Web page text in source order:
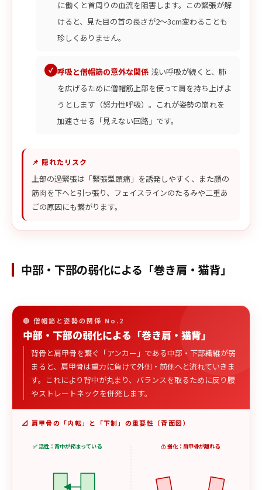
に働くと首周りの血流を阻害します。この緊張が解
けると、見た目の首の長さが2〜3cm変わることも
珍しくありません。
呼吸と僧帽筋の意外な関係 浅い呼吸が続くと、肺
を広げるために僧帽筋上部を使って肩を持ち上げよ
うとします（努力性呼吸）。これが姿勢の崩れを
加速させる「見えない回路」です。
📌 隠れたリスク
上部の過緊張は「緊張型頭痛」を誘発しやすく、また顔の
筋肉を下へと引っ張り、フェイスラインのたるみや二重あ
ごの原因にも繋がります。
中部・下部の弱化による「巻き肩・猫背」
🔴 僧帽筋と姿勢の関係 No.2
中部・下部の弱化による「巻き肩・猫背」
背骨と肩甲骨を繋ぐ「アンカー」である中部・下部繊維が弱
まると、肩甲骨は重力に負けて外側・前側へと流れていきま
す。これにより背中が丸まり、バランスを取るために反り腰
やストレートネックを併発します。
📐 肩甲骨の「内転」と「下制」の重要性（背面図）
✅ 活性：背中が締まっている ⚠️ 弱化：肩甲骨が離れる